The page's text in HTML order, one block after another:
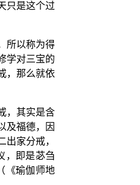
只是这个过
所以称为得
学对三宝的
，那么就依
，其实是含
及福德，因
家分戒，
，即是苾刍
《瑜伽师地